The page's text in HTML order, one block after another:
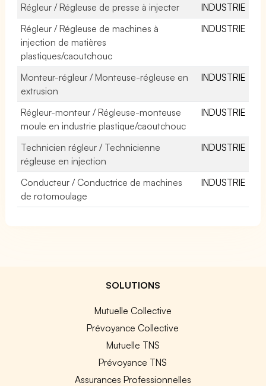
Régleur / Régleuse de presse à injecter
INDUSTRIE
Régleur / Régleuse de machines à
injection de matières
plastiques/caoutchouc
INDUSTRIE
Monteur-régleur / Monteuse-régleuse en
extrusion
INDUSTRIE
Régleur-monteur / Régleuse-monteuse
moule en industrie plastique/caoutchouc
INDUSTRIE
Technicien régleur / Technicienne
régleuse en injection
INDUSTRIE
Conducteur / Conductrice de machines
de rotomoulage
INDUSTRIE
SOLUTIONS
Mutuelle Collective
Prévoyance Collective
Mutuelle TNS
Prévoyance TNS
Assurances Professionnelles